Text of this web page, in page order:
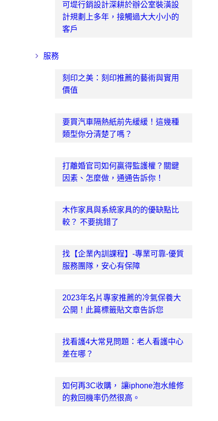
可堤行銷設計深耕於辦公室裝潢設
計規劃上多年，接觸過大大小小的
客戶
服務
刻印之美：刻印推薦的藝術與實用
價值
要買汽車隔熱紙前先緩緩！這幾種
類型你分清楚了嗎？
打離婚官司如何贏得監護權？關鍵
因素、怎麼做，通通告訴你！
木作家具與系統家具的的優缺點比
較？ 不要挑錯了
找【企業內訓課程】-專業可靠-優質
服務團隊，安心有保障
2023年名片專家推薦的冷氣保養大
公開！此篇標籤貼文章告訴您
找看護4大常見問題：老人看護中心
差在哪？
如何再3C收購， 讓iphone泡水維修
的救回機率仍然很高。